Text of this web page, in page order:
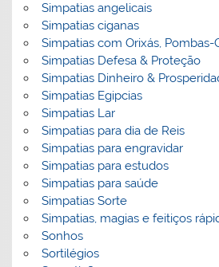
Simpatias angelicais
Simpatias ciganas
Simpatias com Orixás,
Simpatias Defesa & Proteção
Simpatias Dinheiro &
Simpatias Egipcias
Simpatias Lar
Simpatias para dia de Reis
Simpatias para engravidar
Simpatias para estudos
Simpatias para saúde
Simpatias Sorte
Simpatias, magias e feitiços
Sonhos
Sortilégios